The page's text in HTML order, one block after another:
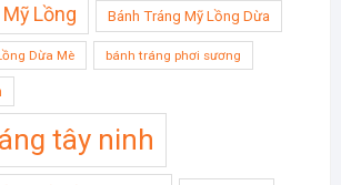
Lồng Bánh Tráng Mỹ Lồng Dừa
Dừa Mè bánh tráng phơi sương
tây ninh